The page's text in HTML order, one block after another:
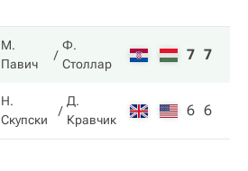
М.
Павич
Ф.
Столлар
7 7
Н.
Скупски
Д.
Кравчик
6 6